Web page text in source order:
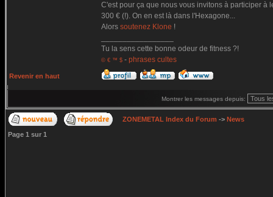
C'est pour ça que nous vous invitons à participer à
300 € (!). On en est là dans l'Hexagone...
Alors soutenez Klone !
Tu la sens cette bonne odeur de fitness ?!
© € ™ $ - phrases cultes
Revenir en haut
Montrer les messages depuis:
ZONEMETAL Index du Forum -> News
Page 1 sur 1